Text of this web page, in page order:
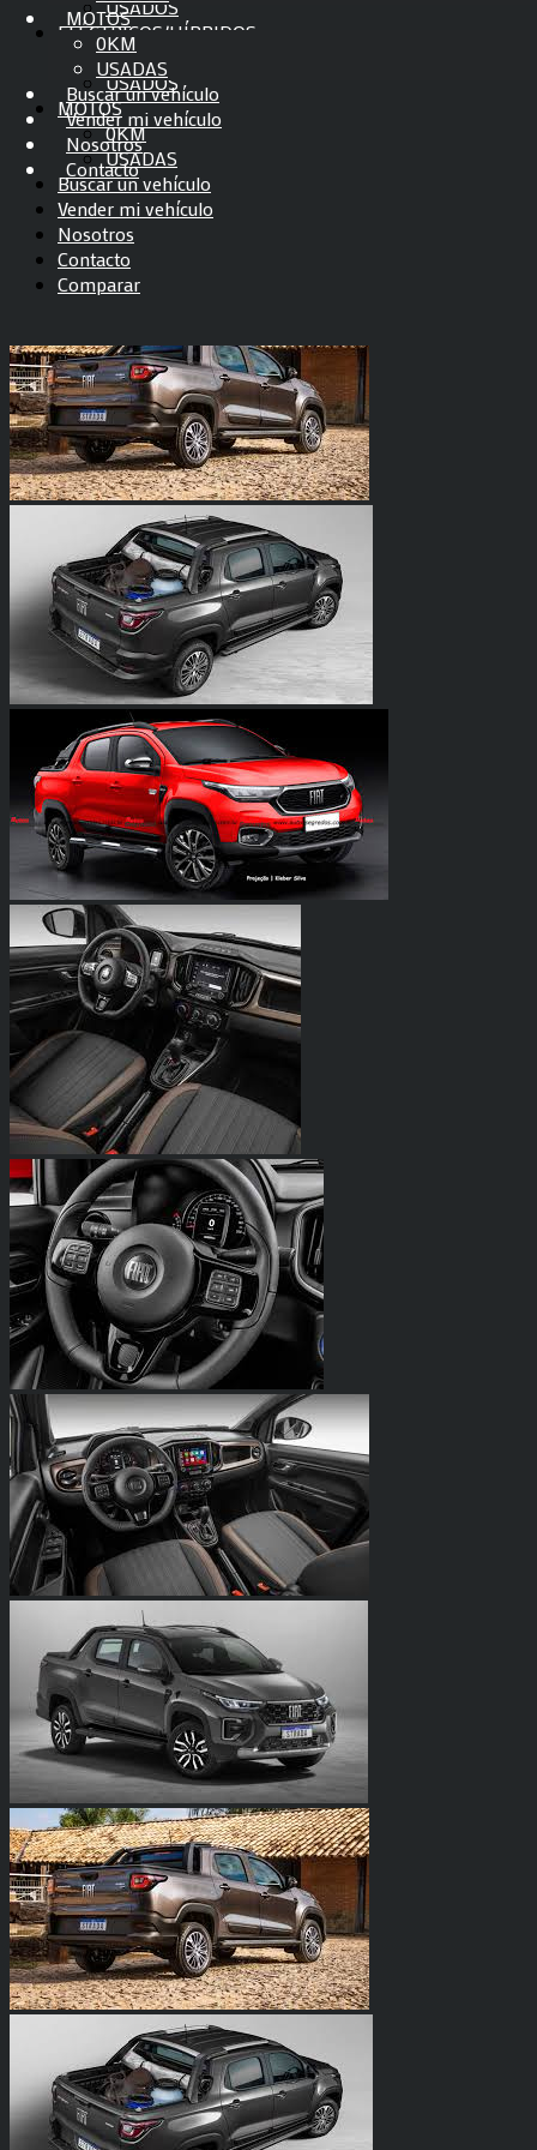
USADOS
ELÉCTRICOS/HÍBRIDOS
0KM
USADOS
MOTOS
0KM
USADAS
Buscar un vehículo
Vender mi vehículo
Nosotros
Contacto
Comparar
MOTOS
0KM
USADAS
Buscar un vehículo
Vender mi vehículo
Nosotros
Contacto
Mastodon
Email
Compartir